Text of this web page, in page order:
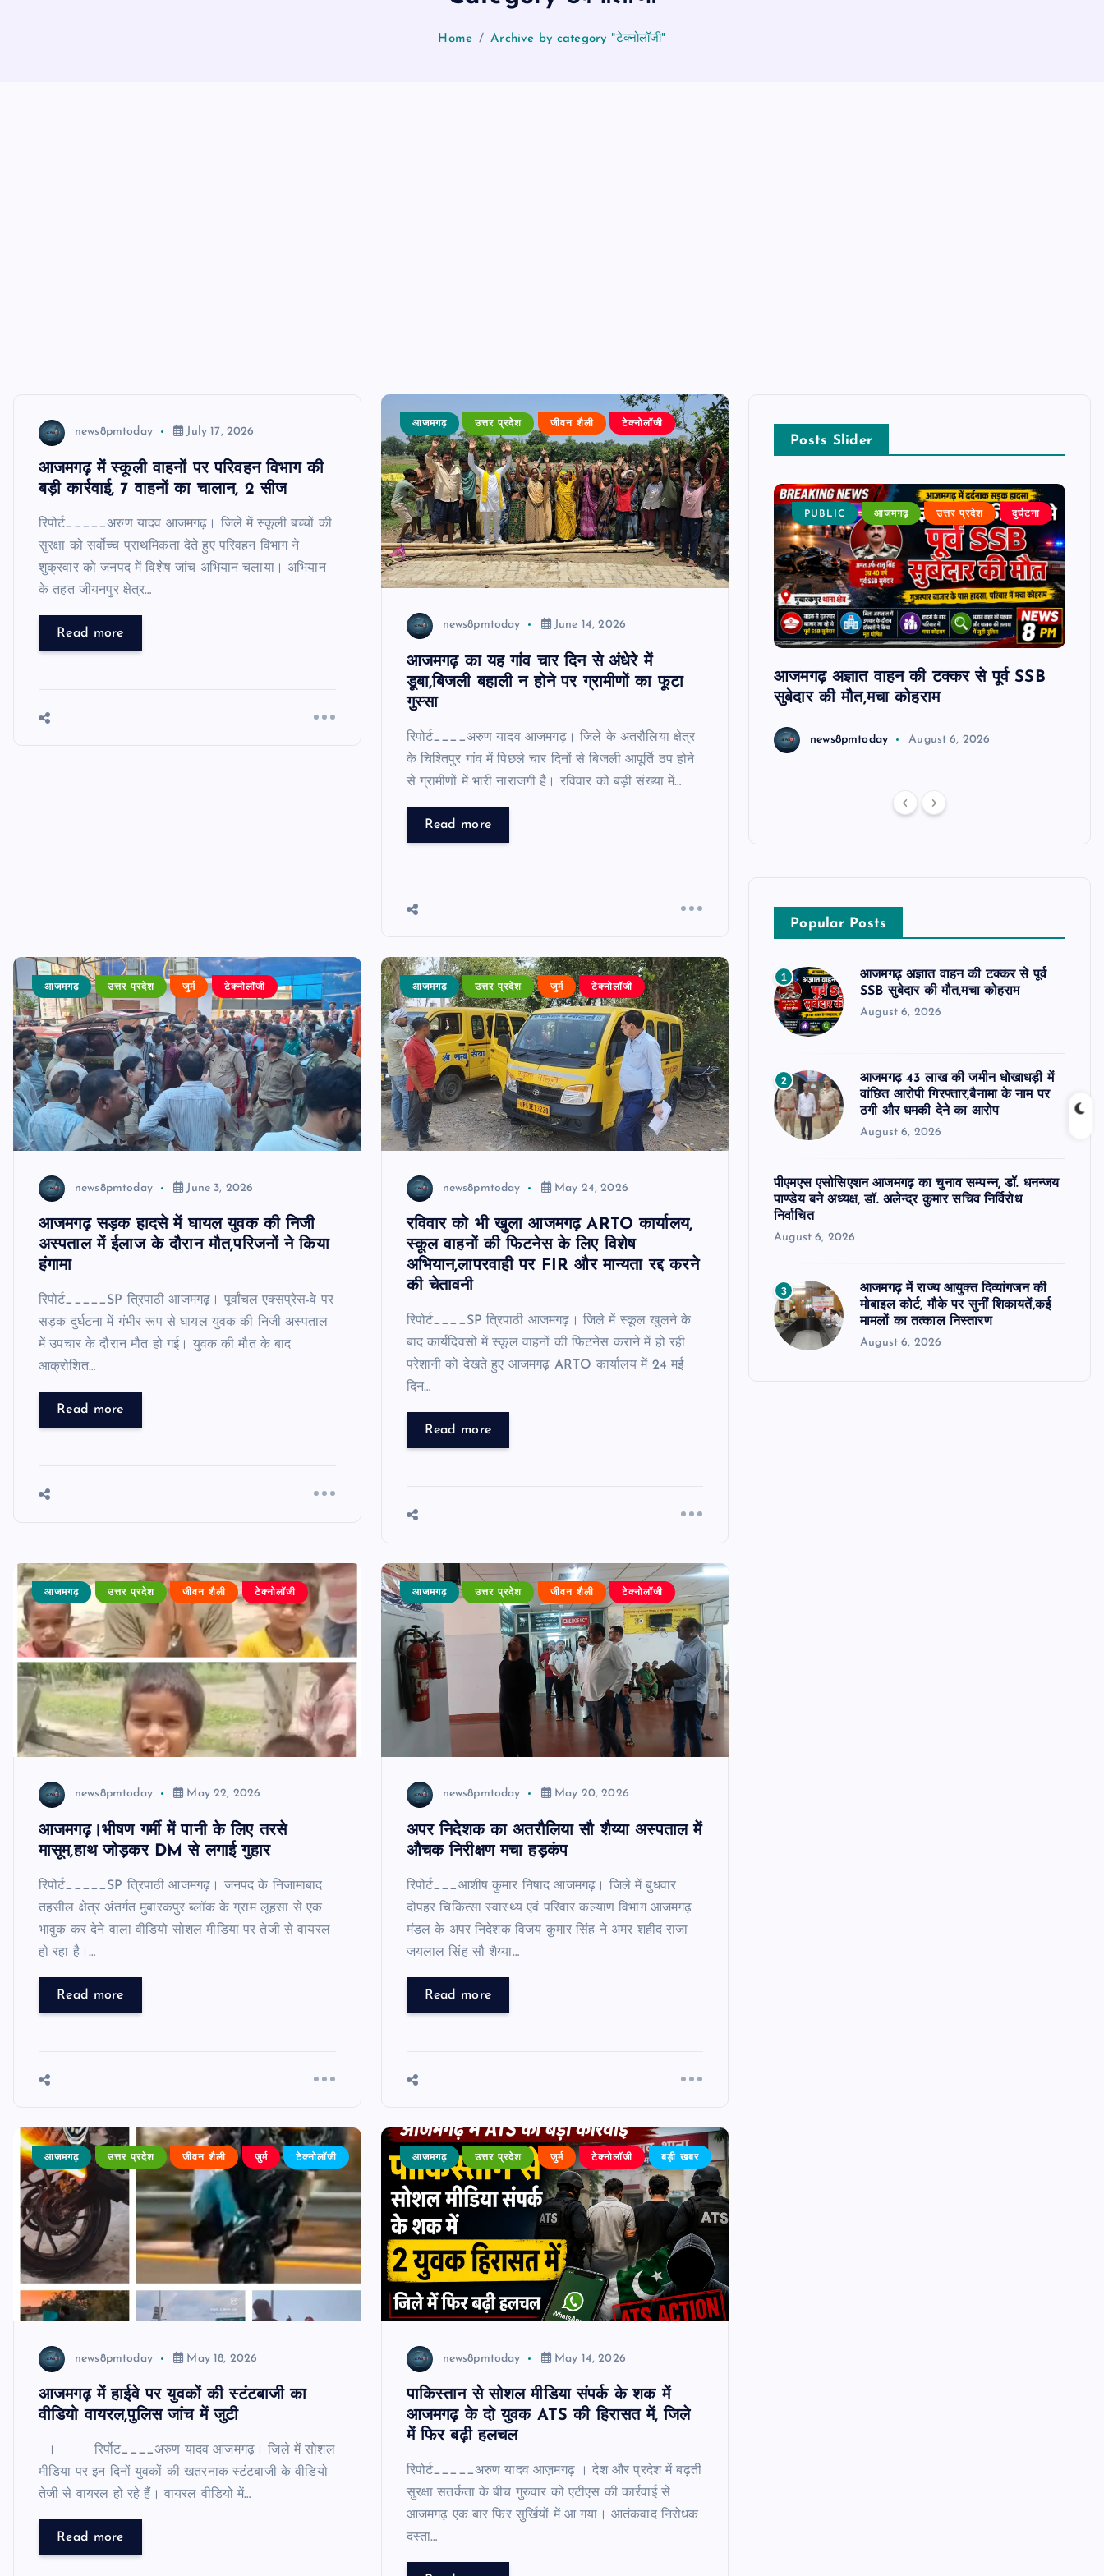
Home Archive by category "टेक्नोलॉजी"
news8pmtoday July 17, 2026
आजमगढ़ में स्कूली वाहनों पर परिवहन विभाग की
बड़ी कार्रवाई, 7 वाहनों का चालान, 2 सीज
रिपोर्ट_____अरुण यादव आजमगढ़। जिले में स्कूली बच्चों की
सुरक्षा को सर्वोच्च प्राथमिकता देते हुए परिवहन विभाग ने
शुक्रवार को जनपद में विशेष जांच अभियान चलाया। अभियान
के तहत जीयनपुर क्षेत्र…
Read more
आजमगढ़ उत्तर प्रदेश जीवन शैली टेक्नोलॉजी
news8pmtoday June 14, 2026
आजमगढ़ का यह गांव चार दिन से अंधेरे में
डूबा,बिजली बहाली न होने पर ग्रामीणों का फूटा
गुस्सा
रिपोर्ट____अरुण यादव आजमगढ़। जिले के अतरौलिया क्षेत्र
के चिश्तिपुर गांव में पिछले चार दिनों से बिजली आपूर्ति ठप होने
से ग्रामीणों में भारी नाराजगी है। रविवार को बड़ी संख्या में…
Read more
आजमगढ़ उत्तर प्रदेश जुर्म टेक्नोलॉजी
news8pmtoday June 3, 2026
आजमगढ़ सड़क हादसे में घायल युवक की निजी
अस्पताल में ईलाज के दौरान मौत,परिजनों ने किया
हंगामा
रिपोर्ट_____SP त्रिपाठी आजमगढ़। पूर्वांचल एक्सप्रेस-वे पर
सड़क दुर्घटना में गंभीर रूप से घायल युवक की निजी अस्पताल
में उपचार के दौरान मौत हो गई। युवक की मौत के बाद
आक्रोशित…
Read more
आजमगढ़ उत्तर प्रदेश जुर्म टेक्नोलॉजी
news8pmtoday May 24, 2026
रविवार को भी खुला आजमगढ़ ARTO कार्यालय,
स्कूल वाहनों की फिटनेस के लिए विशेष
अभियान,लापरवाही पर FIR और मान्यता रद्द करने
की चेतावनी
रिपोर्ट____SP त्रिपाठी आजमगढ़। जिले में स्कूल खुलने के
बाद कार्यदिवसों में स्कूल वाहनों की फिटनेस कराने में हो रही
परेशानी को देखते हुए आजमगढ़ ARTO कार्यालय में 24 मई
दिन…
Read more
आजमगढ़ उत्तर प्रदेश जीवन शैली टेक्नोलॉजी
news8pmtoday May 22, 2026
आजमगढ़।भीषण गर्मी में पानी के लिए तरसे
मासूम,हाथ जोड़कर DM से लगाई गुहार
रिपोर्ट_____SP त्रिपाठी आजमगढ़। जनपद के निजामाबाद
तहसील क्षेत्र अंतर्गत मुबारकपुर ब्लॉक के ग्राम लूहसा से एक
भावुक कर देने वाला वीडियो सोशल मीडिया पर तेजी से वायरल
हो रहा है।…
Read more
आजमगढ़ उत्तर प्रदेश जीवन शैली टेक्नोलॉजी
news8pmtoday May 20, 2026
अपर निदेशक का अतरौलिया सौ शैय्या अस्पताल में
औचक निरीक्षण मचा हड़कंप
रिपोर्ट___आशीष कुमार निषाद आजमगढ़। जिले में बुधवार
दोपहर चिकित्सा स्वास्थ्य एवं परिवार कल्याण विभाग आजमगढ़
मंडल के अपर निदेशक विजय कुमार सिंह ने अमर शहीद राजा
जयलाल सिंह सौ शैय्या…
Read more
आजमगढ़ उत्तर प्रदेश जीवन शैली जुर्म टेक्नोलॉजी
news8pmtoday May 18, 2026
आजमगढ़ में हाईवे पर युवकों की स्टंटबाजी का
वीडियो वायरल,पुलिस जांच में जुटी
। रिर्पोट____अरुण यादव आजमगढ़। जिले में सोशल
मीडिया पर इन दिनों युवकों की खतरनाक स्टंटबाजी के वीडियो
तेजी से वायरल हो रहे हैं। वायरल वीडियो में…
Read more
आजमगढ़ उत्तर प्रदेश जुर्म टेक्नोलॉजी बड़ी खबर
news8pmtoday May 14, 2026
पाकिस्तान से सोशल मीडिया संपर्क के शक में
आजमगढ़ के दो युवक ATS की हिरासत में, जिले
में फिर बढ़ी हलचल
रिपोर्ट_____अरुण यादव आज़मगढ़ । देश और प्रदेश में बढ़ती
सुरक्षा सतर्कता के बीच गुरुवार को एटीएस की कार्रवाई से
आजमगढ़ एक बार फिर सुर्खियों में आ गया। आतंकवाद निरोधक
दस्ता…
Posts Slider
PUBLIC आजमगढ़ उत्तर प्रदेश दुर्घटना
आजमगढ़ बाबा बैद्यनाथ धाम से दर्शन कर लौट रहे
news8pmtoday August 6, 2026
PUBLIC आजमगढ़ उत्तर प्रदेश दुर्घटना
आजमगढ़ अज्ञात वाहन की टक्कर से पूर्व SSB
सुबेदार की मौत,मचा कोहराम
news8pmtoday August 6, 2026
Popular Posts
1
आजमगढ़ अज्ञात वाहन की टक्कर से पूर्व
SSB सुबेदार की मौत,मचा कोहराम
August 6, 2026
2
आजमगढ़ 43 लाख की जमीन धोखाधड़ी में
वांछित आरोपी गिरफ्तार,बैनामा के नाम पर
ठगी और धमकी देने का आरोप
August 6, 2026
पीएमएस एसोसिएशन आजमगढ़ का चुनाव सम्पन्न, डॉ. धनन्जय
पाण्डेय बने अध्यक्ष, डॉ. अलेन्द्र कुमार सचिव निर्विरोध
निर्वाचित
August 6, 2026
3
आजमगढ़ में राज्य आयुक्त दिव्यांगजन की
मोबाइल कोर्ट, मौके पर सुनीं शिकायतें,कई
मामलों का तत्काल निस्तारण
August 6, 2026